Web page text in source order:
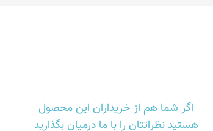
اگر شما هم از خریداران این محصول
هستید نظراتتان را با ما درمیان بگذارید